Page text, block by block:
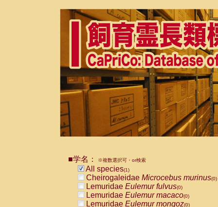
■学名： ※複数選択可・or検索
All species(1)
Cheirogaleidae Microcebus murinus(0)
Lemuridae Eulemur fulvus(0)
Lemuridae Eulemur macaco(0)
Lemuridae Eulemur mongoz(0)